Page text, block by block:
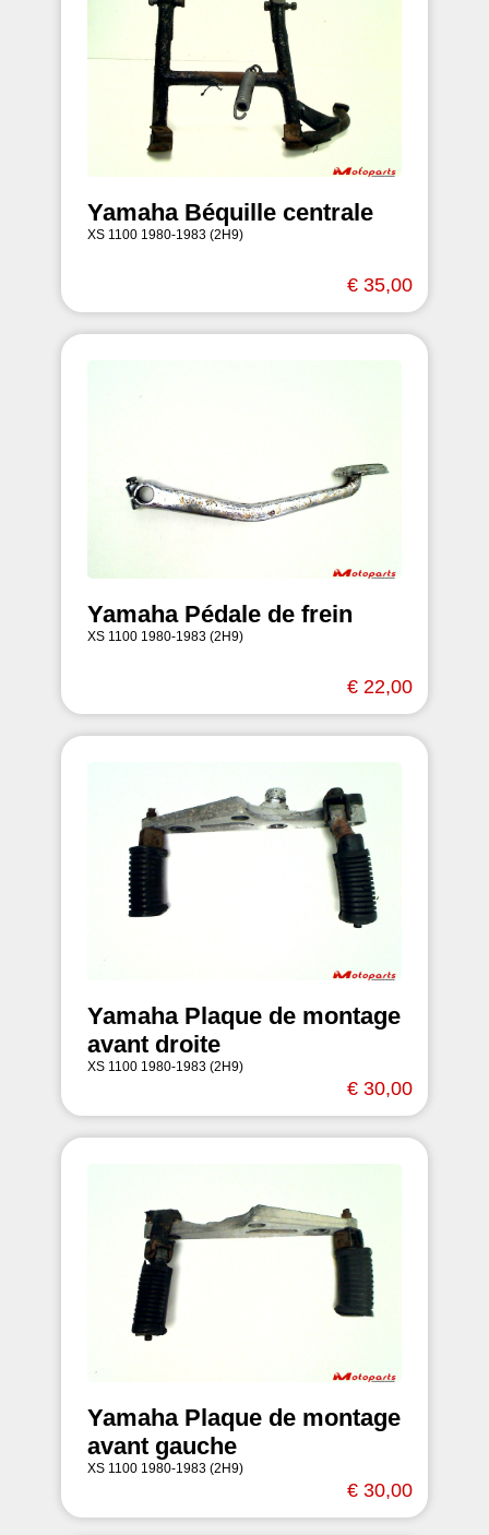
Yamaha Béquille centrale
XS 1100 1980-1983 (2H9)
€ 35,00
Yamaha Pédale de frein
XS 1100 1980-1983 (2H9)
€ 22,00
Yamaha Plaque de montage
avant droite
XS 1100 1980-1983 (2H9)
€ 30,00
Yamaha Plaque de montage
avant gauche
XS 1100 1980-1983 (2H9)
€ 30,00